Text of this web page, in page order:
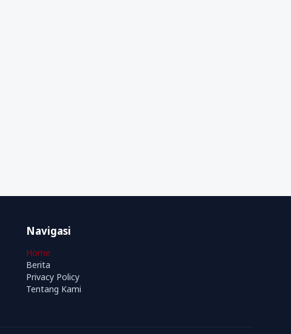
Navigasi
Home
Berita
Privacy Policy
Tentang Kami